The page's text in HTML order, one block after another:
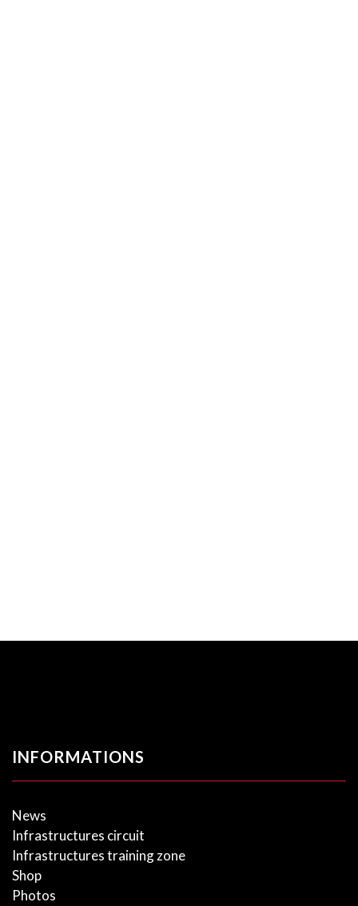
INFORMATIONS
News
Infrastructures circuit
Infrastructures training zone
Shop
Photos